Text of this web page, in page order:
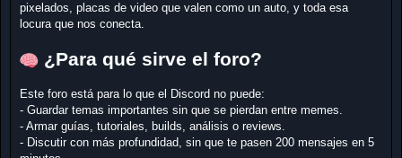
pixelados, placas de video que valen como un auto, y toda esa
locura que nos conecta.
¿Para qué sirve el foro?
Este foro está para lo que el Discord no puede:
- Guardar temas importantes sin que se pierdan entre memes.
- Armar guías, tutoriales, builds, análisis o reviews.
- Discutir con más profundidad, sin que te pasen 200 mensajes en 5